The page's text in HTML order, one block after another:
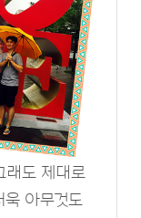
래도 제대로
아무것도